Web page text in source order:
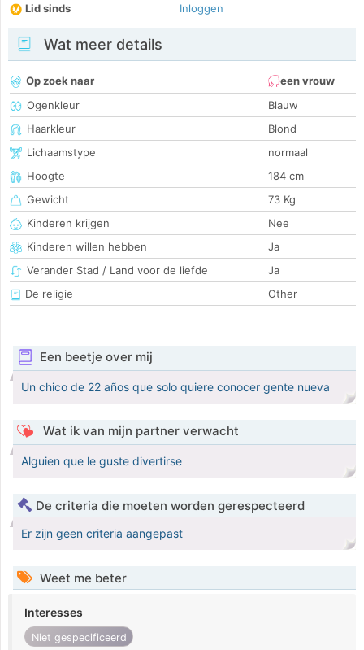
Lid sinds
Inloggen
Wat meer details
Op zoek naar
een vrouw
Ogenkleur
Blauw
Haarkleur
Blond
Lichaamstype
normaal
Hoogte
184 cm
Gewicht
73 Kg
Kinderen krijgen
Nee
Kinderen willen hebben
Ja
Verander Stad / Land voor de liefde
Ja
De religie
Other
Een beetje over mij
Un chico de 22 años que solo quiere conocer gente nueva
Wat ik van mijn partner verwacht
Alguien que le guste divertirse
De criteria die moeten worden gerespecteerd
Er zijn geen criteria aangepast
Weet me beter
Interesses
Niet gespecificeerd